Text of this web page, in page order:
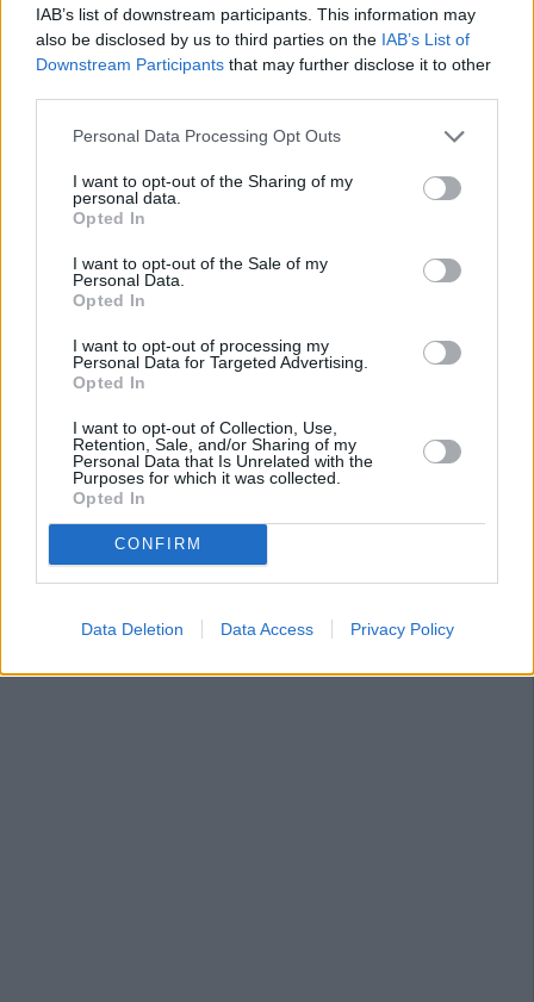
IAB’s list of downstream participants. This information may
also be disclosed by us to third parties on the IAB’s List of
Downstream Participants that may further disclose it to other
Personal Data Processing Opt Outs
I want to opt-out of the Sharing of my
personal data.
Opted In
I want to opt-out of the Sale of my
Personal Data.
Opted In
I want to opt-out of processing my
Personal Data for Targeted Advertising.
Opted In
I want to opt-out of Collection, Use,
Retention, Sale, and/or Sharing of my
Personal Data that Is Unrelated with the
Purposes for which it was collected.
Opted In
CONFIRM
Data Deletion Data Access Privacy Policy